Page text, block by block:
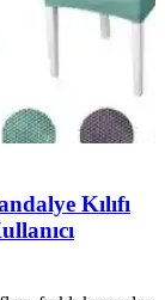
Kılıfı